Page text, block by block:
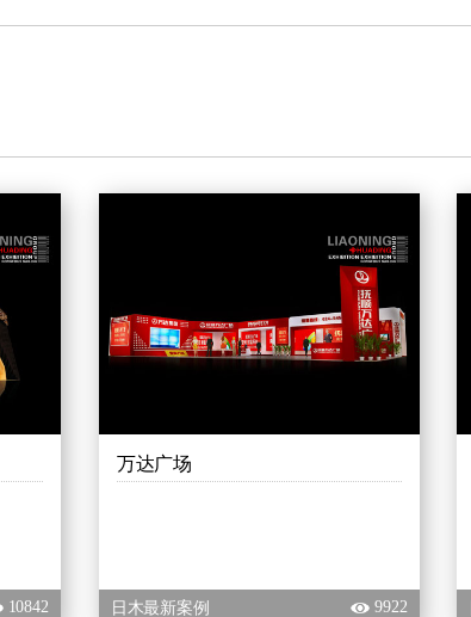
10842
万达广场
日木最新案例 9922